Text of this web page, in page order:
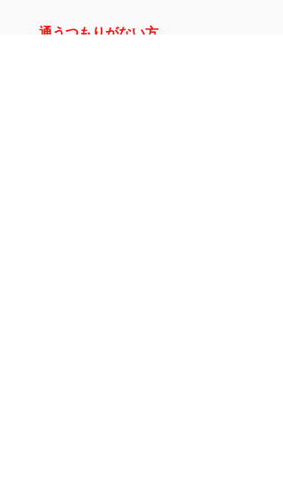
通うつもりがない方